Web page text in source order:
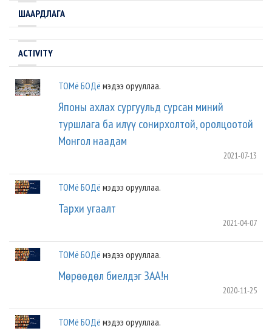
ШААРДЛАГА
ACTIVITY
ТОМё БОДё мэдээ орууллаа.
Японы ахлах сургуульд сурсан миний
туршлага ба илүү сонирхолтой, оролцоотой
Монгол наадам
2021-07-13
ТОМё БОДё мэдээ орууллаа.
Тархи угаалт
2021-04-07
ТОМё БОДё мэдээ орууллаа.
Мөрөөдөл биелдэг ЗАА!н
2020-11-25
ТОМё БОДё мэдээ орууллаа.